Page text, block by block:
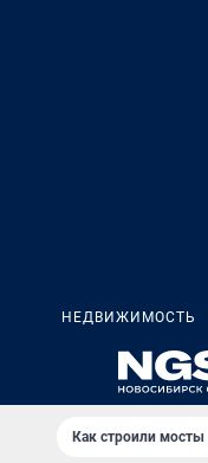
НЕДВИЖИМОСТЬ
Как строили